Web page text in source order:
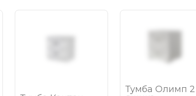
Тумба Олимп 2